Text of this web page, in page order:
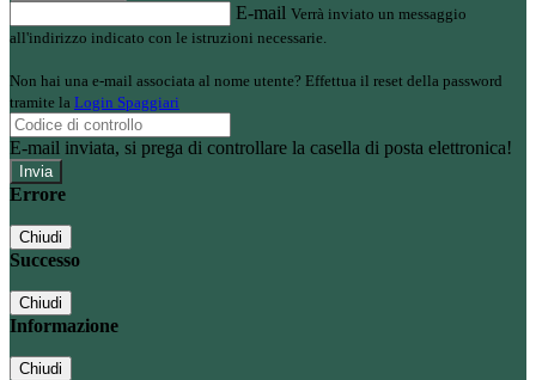
E-mail Verrà inviato un messaggio
all'indirizzo indicato con le istruzioni necessarie.
Non hai una e-mail associata al nome utente? Effettua il reset della password
tramite la Login Spaggiari
E-mail inviata, si prega di controllare la casella di posta elettronica!
Errore
Chiudi
Successo
Chiudi
Informazione
Chiudi